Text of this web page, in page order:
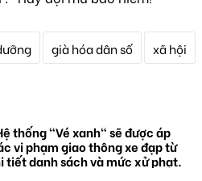
già hóa dân số xã hội
thống "Vé xanh" sẽ được áp
vi phạm giao thông xe đạp từ
tiết danh sách và mức xử phạt.